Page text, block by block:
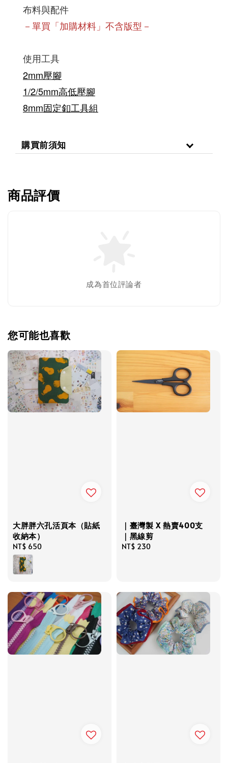
布料與配件
－單買「加購材料」不含版型－
使用工具
2mm壓腳
1/2/5mm高低壓腳
8mm固定釦工具組
購買前須知
商品評價
成為首位評論者
您可能也喜歡
大胖胖六孔活頁本（貼紙
收納本）
Regular
price
NT$ 650
｜臺灣製 X 熱賣400支
｜黑線剪
Regular
NT$ 230